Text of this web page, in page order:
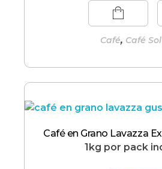
Café, Café
Café en Grano Lavazza
1kg por pack